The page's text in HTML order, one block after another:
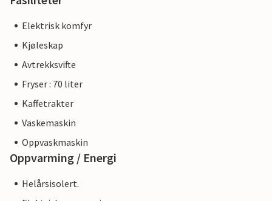
Elektrisk komfyr
Kjøleskap
Avtrekksvifte
Fryser : 70 liter
Kaffetrakter
Vaskemaskin
Oppvaskmaskin
Oppvarming / Energi
Helårsisolert.